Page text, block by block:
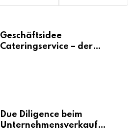
Geschäftsidee
Cateringservice – der
Due Diligence beim
Unternehmensverkauf